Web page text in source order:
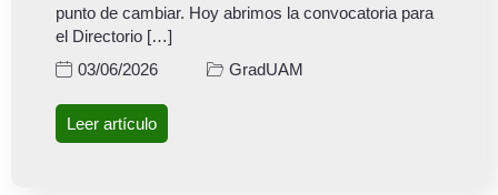
punto de cambiar. Hoy abrimos la convocatoria para
el Directorio […]
03/06/2026
GradUAM
Leer artículo